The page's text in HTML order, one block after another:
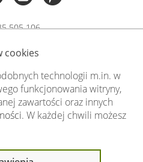
cookies
technologii m.in. w
funkcjonowania witryny,
zawartości oraz innych
. W każdej chwili możesz
505 106
obrazow.pl
obrazow.pl 2026,
zastrzeżone
już13709osób.
pkt. na 5możliwych.
również Ty: